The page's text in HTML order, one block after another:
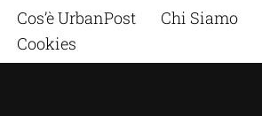
Cos’è UrbanPost Chi Siamo
Cookies